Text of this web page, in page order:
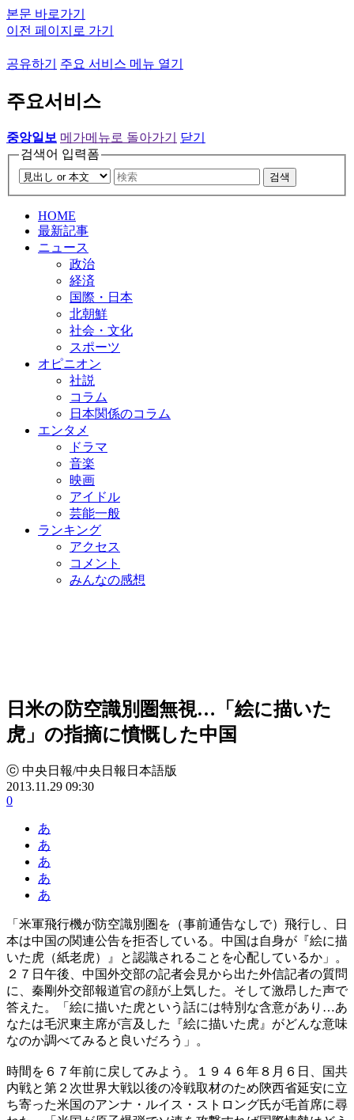
본문 바로가기
이전 페이지로 가기
공유하기 주요 서비스 메뉴 열기
주요서비스
중앙일보 메가메뉴로 돌아가기
닫기
검색어 입력폼
검색
HOME
最新記事
ニュース
政治
経済
国際・日本
北朝鮮
社会・文化
スポーツ
オピニオン
社説
コラム
日本関係のコラム
エンタメ
ドラマ
音楽
映画
アイドル
芸能一般
ランキング
アクセス
コメント
みんなの感想
日米の防空識別圏無視…「絵に描いた
虎」の指摘に憤慨した中国
ⓒ 中央日報/中央日報日本語版
2013.11.29 09:30
0
あ
あ
あ
あ
あ
「米軍飛行機が防空識別圏を（事前通告なしで）飛行し、日
本は中国の関連公告を拒否している。中国は自身が『絵に描
いた虎（紙老虎）』と認識されることを心配しているか」。
２７日午後、中国外交部の記者会見から出た外信記者の質問
に、秦剛外交部報道官の顔が上気した。そして激昂した声で
答えた。「絵に描いた虎という話には特別な含意があり…あ
なたは毛沢東主席が言及した『絵に描いた虎』がどんな意味
なのか調べてみると良いだろう」。
時間を６７年前に戻してみよう。１９４６年８月６日、国共
内戦と第２次世界大戦以後の冷戦取材のため陝西省延安に立
ち寄った米国のアンナ・ルイス・ストロング氏が毛首席に尋